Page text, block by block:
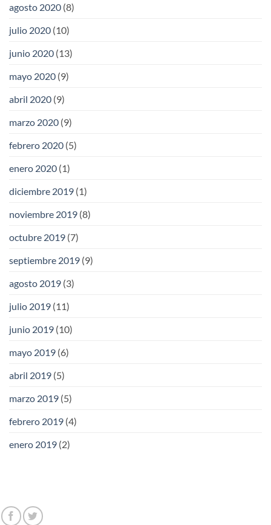
agosto 2020 (8)
julio 2020 (10)
junio 2020 (13)
mayo 2020 (9)
abril 2020 (9)
marzo 2020 (9)
febrero 2020 (5)
enero 2020 (1)
diciembre 2019 (1)
noviembre 2019 (8)
octubre 2019 (7)
septiembre 2019 (9)
agosto 2019 (3)
julio 2019 (11)
junio 2019 (10)
mayo 2019 (6)
abril 2019 (5)
marzo 2019 (5)
febrero 2019 (4)
enero 2019 (2)